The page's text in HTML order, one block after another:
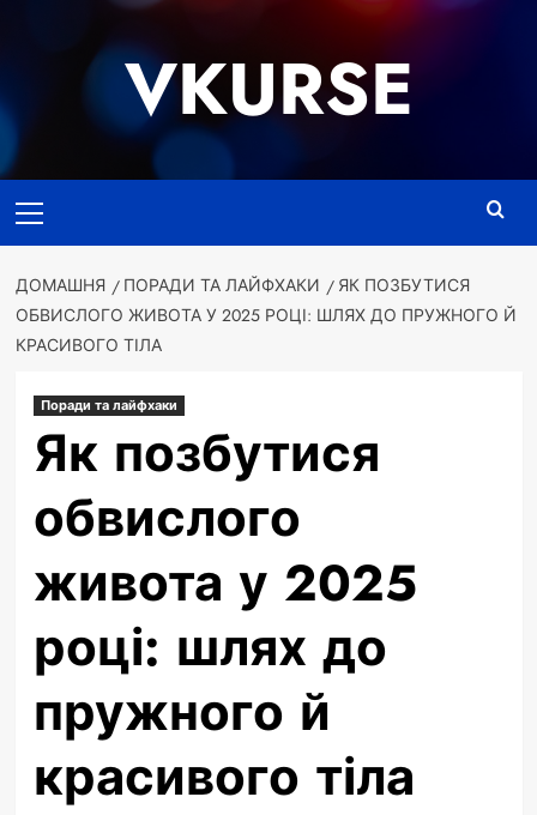
VKURSE
меню
ДОМАШНЯ ПОРАДИ ТА ЛАЙФХАКИ
ЯК ПОЗБУТИСЯ
ОБВИСЛОГО ЖИВОТА У 2025 РОЦІ: ШЛЯХ ДО ПРУЖНОГО Й
КРАСИВОГО ТІЛА
Поради та лайфхаки
Як позбутися
обвислого
живота у 2025
році: шлях до
пружного й
красивого тіла